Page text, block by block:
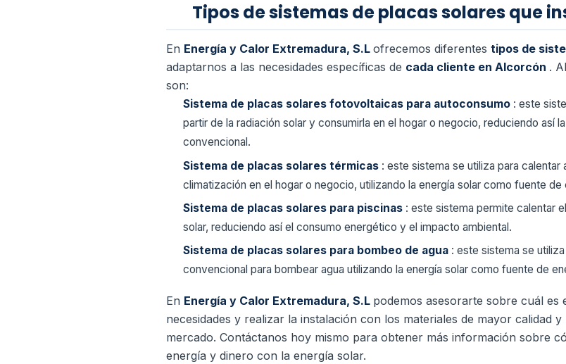
Tipos de sistemas de placas solares que
En Energía y Calor Extremadura, S.L ofrecemos diferentes tipos de
adaptarnos a las necesidades específicas de cada cliente en Alcorcón .
son:
Sistema de placas solares fotovoltaicas para autoconsumo : este
partir de la radiación solar y consumirla en el hogar o negocio, reduciendo así
convencional.
Sistema de placas solares térmicas : este sistema se utiliza para
climatización en el hogar o negocio, utilizando la energía solar como fuente de
Sistema de placas solares para piscinas : este sistema permite calentar
solar, reduciendo así el consumo energético y el impacto ambiental.
Sistema de placas solares para bombeo de agua : este sistema se
convencional para bombear agua utilizando la energía solar como fuente de
En Energía y Calor Extremadura, S.L podemos asesorarte sobre cuál es
necesidades y realizar la instalación con los materiales de mayor calidad
mercado. Contáctanos hoy mismo para obtener más información sobre
energía y dinero con la energía solar.